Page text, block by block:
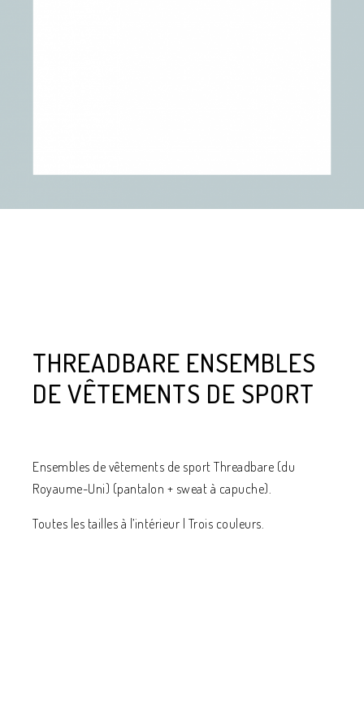
THREADBARE ENSEMBLES
DE VÊTEMENTS DE SPORT
Ensembles de vêtements de sport Threadbare (du
Royaume-Uni) (pantalon + sweat à capuche).
Toutes les tailles à l’intérieur | Trois couleurs.